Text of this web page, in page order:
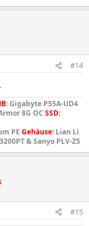
#14
Gigabyte P55A-UD4
8G OC SSD:
PE Gehäuse: Lian Li
& Sanyo PLV-Z5
#15